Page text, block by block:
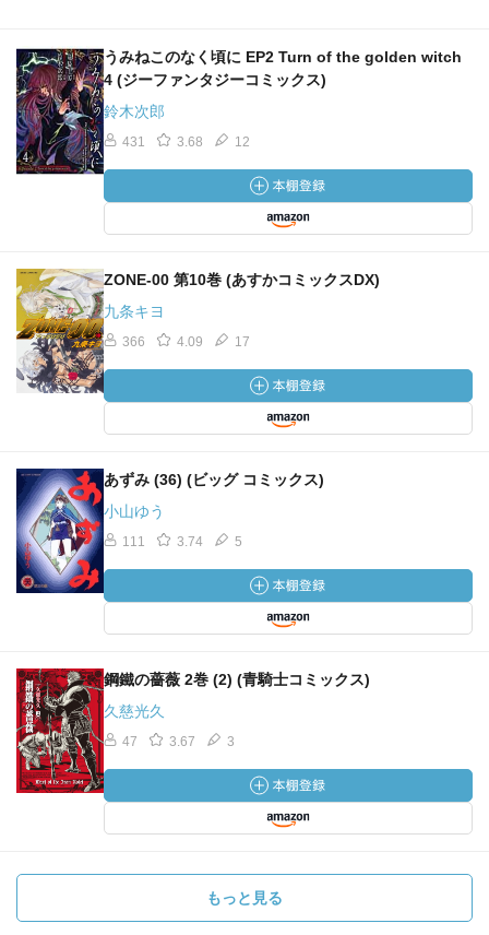
うみねこのなく頃に EP2 Turn of the golden witch
4 (ジーファンタジーコミックス)
鈴木次郎
431 3.68 12
ZONE-00 第10巻 (あすかコミックスDX)
九条キヨ
366 4.09 17
あずみ (36) (ビッグ コミックス)
小山ゆう
111 3.74 5
鋼鐵の薔薇 2巻 (2) (青騎士コミックス)
久慈光久
47 3.67 3
もっと見る